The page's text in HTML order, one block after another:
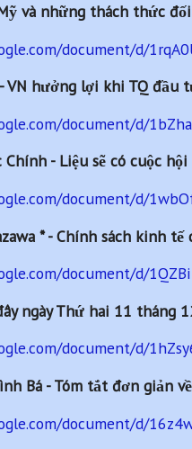
và những thách thức
document/d/
VN hưởng lợi khi TQ đầu
document/d/
- Liệu sẽ có cuộc
document/d/
* - Chính sách kinh
document/d/
ngày Thứ hai 11 tháng
document/d/
Bá - Tóm tắt đơn giản
document/d/